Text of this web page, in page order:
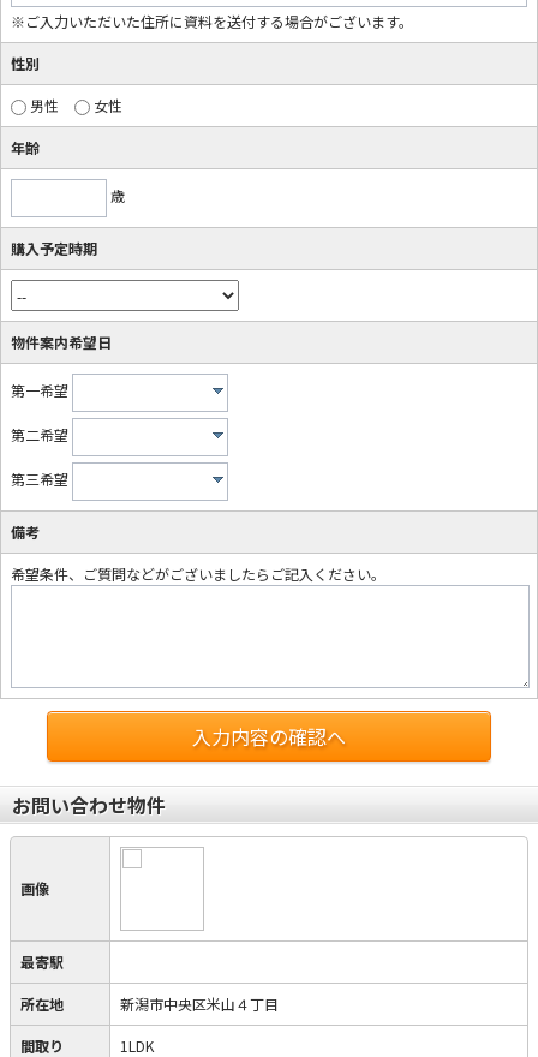
※ご入力いただいた住所に資料を送付する場合がございます。
性別
男性 女性
年齢
歳
購入予定時期
物件案内希望日
第一希望
第二希望
第三希望
備考
希望条件、ご質問などがございましたらご記入ください。
入力内容の確認へ
お問い合わせ物件
画像
最寄駅
所在地 新潟市中央区米山４丁目
間取り 1LDK